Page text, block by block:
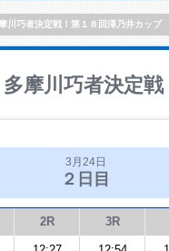
川巧者決定戦！第１８回澤乃井カップ
多摩川巧者決定
3月24日
２日目
2R 3R